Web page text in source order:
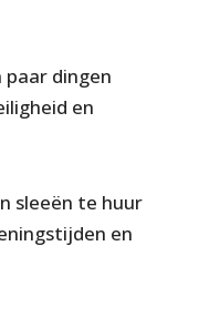
dingen
en
sleeën te huur
en